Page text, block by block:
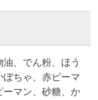
、でん粉、ほう
ちゃ、赤ピーマ
ーマン、砂糖、か